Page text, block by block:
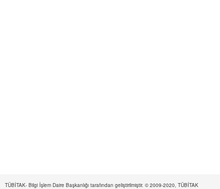
TÜBİTAK- Bilgi İşlem Daire Başkanlığı tarafından geliştirilmiştir. © 2009-2020, TÜBİTAK